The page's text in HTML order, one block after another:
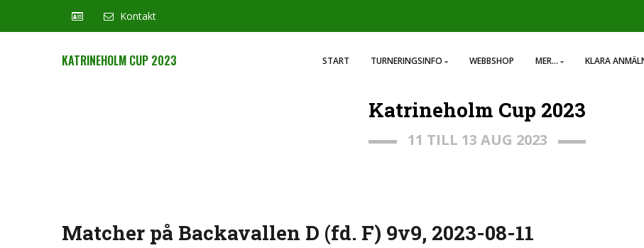
Kontakt
KATRINEHOLM CUP 2023 START TURNERINGSINFO WEBBSHOP MER... KLARA
Katrineholm Cup 2023
11 TILL 13 AUG 2023
Matcher på Backavallen D (fd. F) 9v9, 2023-08-11